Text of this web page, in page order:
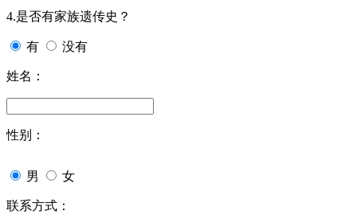
4.是否有家族遗传史？
有 没有
姓名：
性别：
男 女
联系方式：